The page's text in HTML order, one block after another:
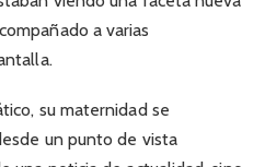
a varias
su maternidad se
un punto de vista